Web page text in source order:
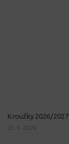
Kroužky 2026/2027
23. 6. 2026